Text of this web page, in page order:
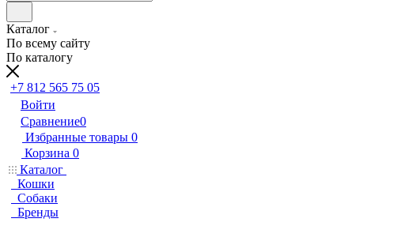
Каталог
По всему сайту
По каталогу
+7 812 565 75 05
Войти
Сравнение0
Избранные товары 0
Корзина 0
Каталог
Кошки
Собаки
Бренды